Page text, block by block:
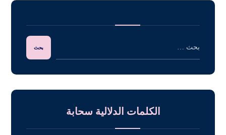
الكلمات الدلالية سحابة